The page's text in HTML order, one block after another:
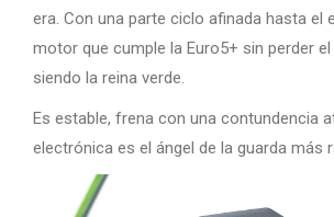
era. Con una parte ciclo afinada hasta el
motor que cumple la Euro5+ sin perder
siendo la reina verde.
Es estable, frena con una contundencia
electrónica es el ángel de la guarda más